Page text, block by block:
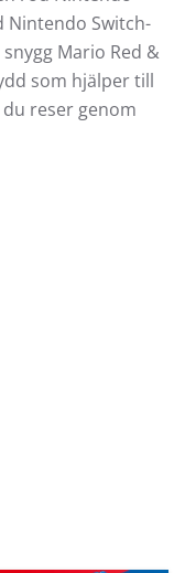
Nintendo Switch-
Mario Red &
som hjälper till
reser genom